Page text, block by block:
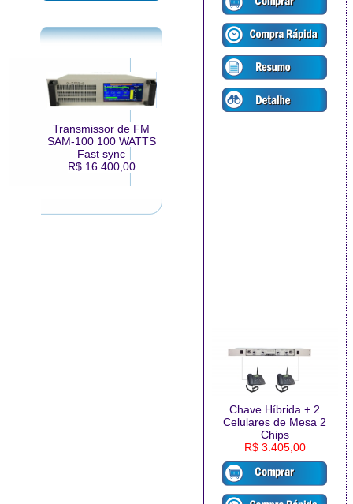
Transmissor de FM
SAM-100 100 WATTS
Fast sync
R$ 16.400,00
Chave Híbrida + 2
Celulares de Mesa 2
Chips
R$ 3.405,00